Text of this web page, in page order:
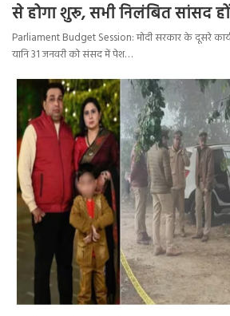
से होगा शुरू, सभी निलंबित सांसद
Parliament Budget Session: मोदी सरकार के दूसरे
यानि 31 जनवरी को संसद में पेश…